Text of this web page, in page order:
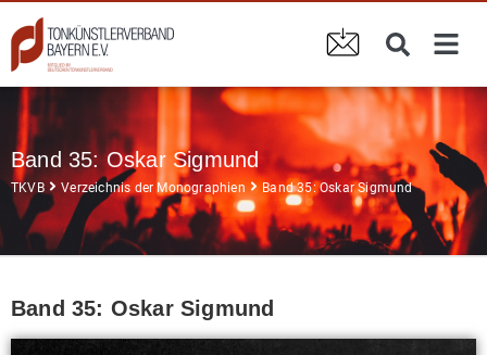
Band 35: Oskar Sigmund
TKVB Verzeichnis der Monographien Band 35: Oskar Sigmund
Band 35: Oskar Sigmund